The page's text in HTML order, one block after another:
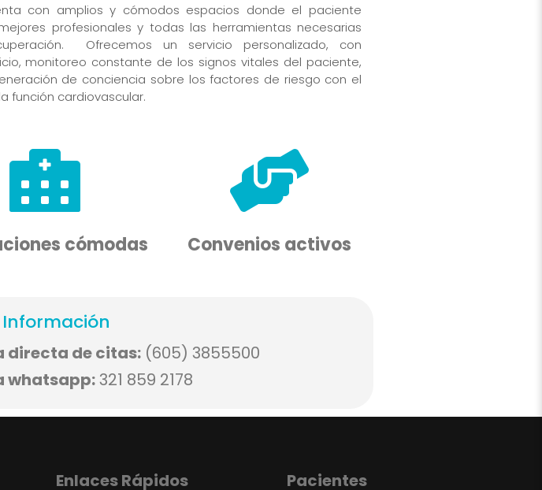
con amplios y cómodos espacios donde el paciente
profesionales y todas las herramientas necesarias
Ofrecemos un servicio personalizado, con
monitoreo constante de los signos vitales del paciente,
de conciencia sobre los factores de riesgo con el
función cardiovascular.
cómodas Convenios activos
directa de citas: (605) 3855500
whatsapp:321 859 2178
Enlaces Rápidos Pacientes